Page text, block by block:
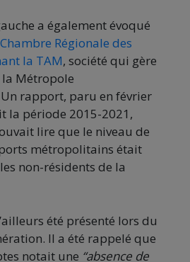
a également évoqué
Régionale des
la TAM, société qui gère
Métropole
rapport, paru en février
la période 2015-2021,
lire que le niveau de
métropolitains était
non-résidents de la
été présenté lors du
Il a été rappelé que
notait une “absence de